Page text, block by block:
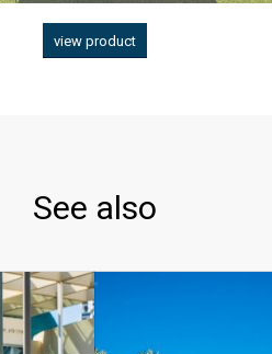
view product
See also